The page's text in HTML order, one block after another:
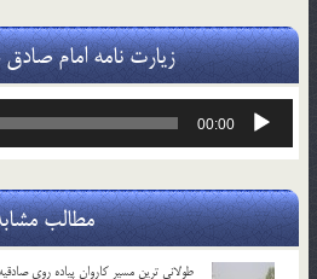
زیارت نامه امام صادق
پخش‌کننده
00:00
مطالب
طولانی ترین مسیر کاروان پیاده روی